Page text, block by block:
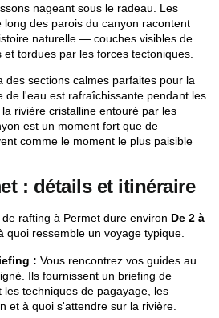
nageant sous le radeau. Les
des parois du canyon racontent
naturelle — couches visibles de
tordues par les forces tectoniques.
des sections calmes parfaites pour la
de l'eau est rafraîchissante pendant les
rivière cristalline entouré par les
est un moment fort que de
comme le moment le plus paisible
: détails et itinéraire
rafting à Permet dure environ De 2 à
quoi ressemble un voyage typique.
: Vous rencontrez vos guides au
Ils fournissent un briefing de
techniques de pagayage, les
et à quoi s'attendre sur la rivière.